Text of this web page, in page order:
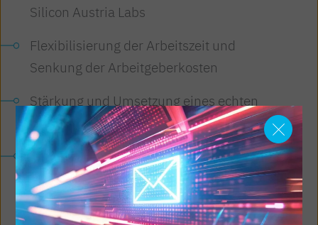
Silicon Austria Labs
Flexibilisierung der Arbeitszeit und
Senkung der Arbeit­geberkosten
Stärkung und Umsetzung eines echten
Bestbieter­prinzips im Vergaberecht
Sicherstellung der Versorgungs­sicherheit:
kritische Infrastruktur Energiesystem
„cybersicher“ und zukunftsfit gestalten